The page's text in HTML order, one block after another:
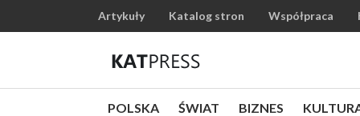
Artykuły Katalog stron Współpraca
POLSKA ŚWIAT BIZNES